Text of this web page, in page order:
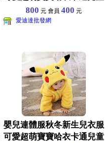
睡衣爬服 尺寸70-1
800 元 會員400 元
愛迪達批發網
嬰兒連體服秋冬新生兒衣服
可愛超萌寶寶哈衣卡通兒童